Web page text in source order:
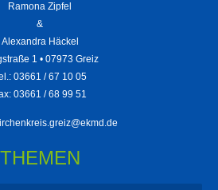
Ramona Zipfel
&
Alexandra Häckel
1 • 07973 Greiz
03661 / 67 10 05
03661 / 68 99 51
THEMEN